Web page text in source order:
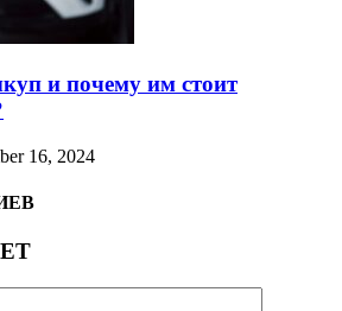
и почему им стоит
16, 2024